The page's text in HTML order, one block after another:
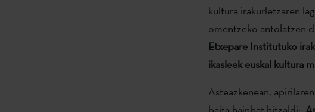
kultura irakurletzaren
omentzeko antolatzen
Etxepare Institutuko
ikasleek euskal kultura
Asteazkenean, apirilaren
baita hainbat hitzaldi: